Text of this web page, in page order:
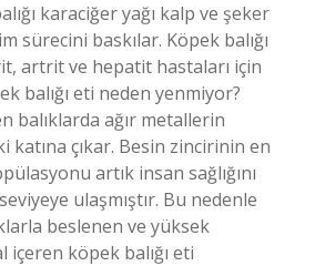
karaciğer yağı kalp ve şeker
sürecini baskılar. Köpek balığı
artrit ve hepatit hastaları için
balığı eti neden yenmiyor?
balıklarda ağır metallerin
çıkar. Besin zincirinin en
artık insan sağlığını
ulaşmıştır. Bu nedenle
beslenen ve yüksek
içeren köpek balığı eti